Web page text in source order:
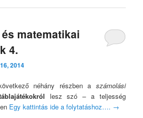
matematikai
4.
2014
néhány részben a számolási
lesz szó – a teljesség
Egy kattintás ide a folytatáshoz…. →